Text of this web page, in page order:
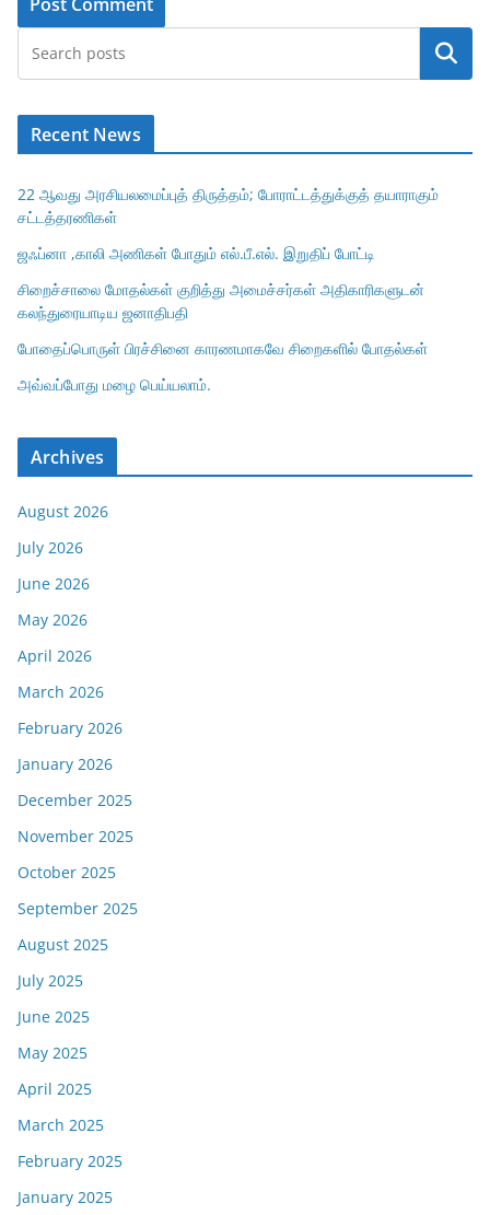
Search
Recent News
22 ஆவது அரசியலமைப்புத் திருத்தம்; போராட்டத்துக்குத் தயாராகும்
சட்டத்தரணிகள்
ஜஃப்னா ,காலி அணிகள் போதும் எல்.பீ.எல். இறுதிப் போட்டி
சிறைச்சாலை மோதல்கள் குறித்து அமைச்சர்கள் அதிகாரிகளுடன்
கலந்துரையாடிய ஜனாதிபதி
போதைப்பொருள் பிரச்சினை காரணமாகவே சிறைகளில் போதல்கள்
அவ்வப்போது மழை பெய்யலாம்.
Archives
August 2026
July 2026
June 2026
May 2026
April 2026
March 2026
February 2026
January 2026
December 2025
November 2025
October 2025
September 2025
August 2025
July 2025
June 2025
May 2025
April 2025
March 2025
February 2025
January 2025